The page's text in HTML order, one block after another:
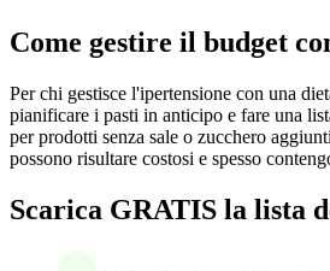
Come gestire il budget
Per chi gestisce l'ipertensione con una
pianificare i pasti in anticipo e fare una
per prodotti senza sale o zucchero
possono risultare costosi e spesso
Scarica GRATIS la lista